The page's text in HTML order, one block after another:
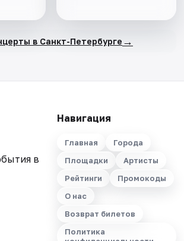
в Санкт-Петербурге →
в
Навигация
Главная
Города
Площадки
Артисты
Рейтинги
Промокоды
О нас
Возврат билетов
Политика